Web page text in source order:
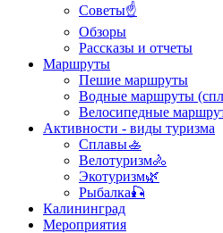
Советы☝
Обзоры
Рассказы и отчеты
Маршруты
Пешие маршруты
Водные маршруты
Велосипедные
Активности - виды туризма
Сплавы🚣
Велотуризм🚴
Экотуризм🌿
Рыбалка🎣
Калининград
Мероприятия